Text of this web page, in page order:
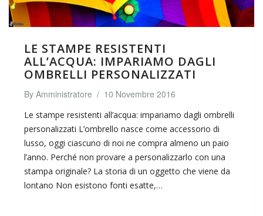
LE STAMPE RESISTENTI
ALL’ACQUA: IMPARIAMO DAGLI
OMBRELLI PERSONALIZZATI
By Amministratore / 10 Novembre 2016
Le stampe resistenti all’acqua: impariamo dagli ombrelli
personalizzati L’ombrello nasce come accessorio di
lusso, oggi ciascuno di noi ne compra almeno un paio
l’anno. Perché non provare a personalizzarlo con una
stampa originale? La storia di un oggetto che viene da
lontano Non esistono fonti esatte,…